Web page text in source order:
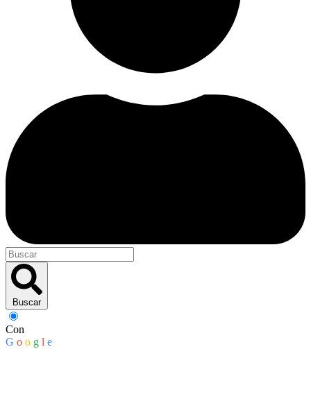
Buscar
Con
G o o g l e